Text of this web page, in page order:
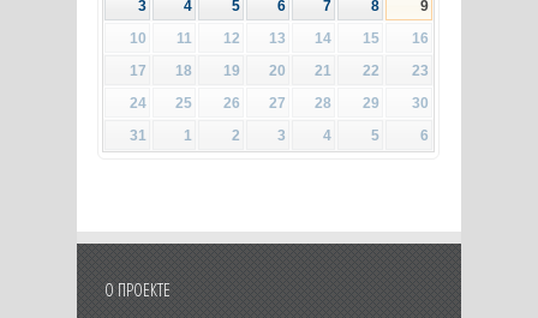
3
4 5 6 7 8
9
10
11 12 13 14 15
16
17
18 19 20 21 22
23
24
25 26 27 28 29
30
31
1 2 3 4 5 6
О ПРОЕКТЕ